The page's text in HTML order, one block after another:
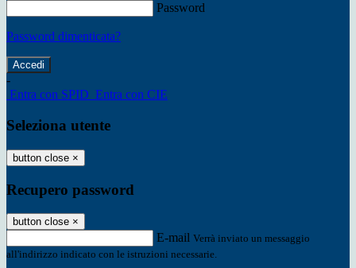
Password
Password dimenticata?
-
Entra con SPID Entra con CIE
Seleziona utente
button close ×
Recupero password
button close ×
E-mail Verrà inviato un messaggio
all'indirizzo indicato con le istruzioni necessarie.